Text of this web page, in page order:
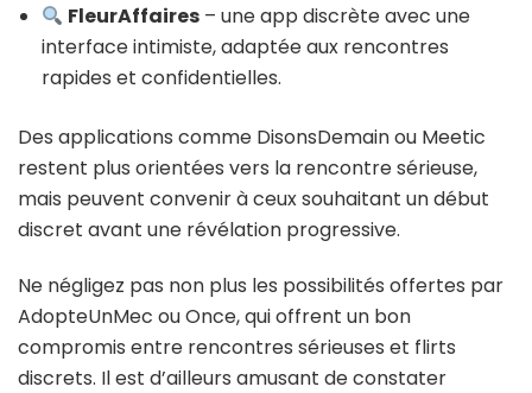
FleurAffaires – une app discrète avec une
interface intimiste, adaptée aux rencontres
rapides et confidentielles.
Des applications comme DisonsDemain ou Meetic
restent plus orientées vers la rencontre sérieuse,
mais peuvent convenir à ceux souhaitant un début
discret avant une révélation progressive.
Ne négligez pas non plus les possibilités offertes par
AdopteUnMec ou Once, qui offrent un bon
compromis entre rencontres sérieuses et flirts
discrets. Il est d’ailleurs amusant de constater